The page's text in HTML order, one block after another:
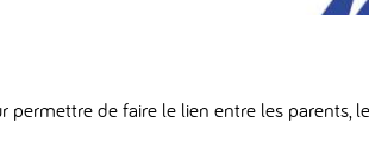
permettre de faire le lien entre les parents,